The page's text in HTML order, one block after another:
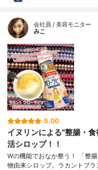
会社員 / 美容モニター
みこ
5.00
イヌリンによる"整腸・
活シロップ！！
Wの機能でおなか整う！ 「整
物由来シロップ。ラカントブ